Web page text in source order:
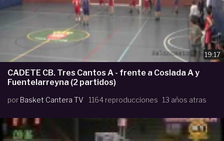
19:17
CADETE CB. Tres Cantos A - frente a Coslada A y
Fuentelarreyna (2 partidos)
por Basket Cantera TV 1164 reproducciones 13 años atras